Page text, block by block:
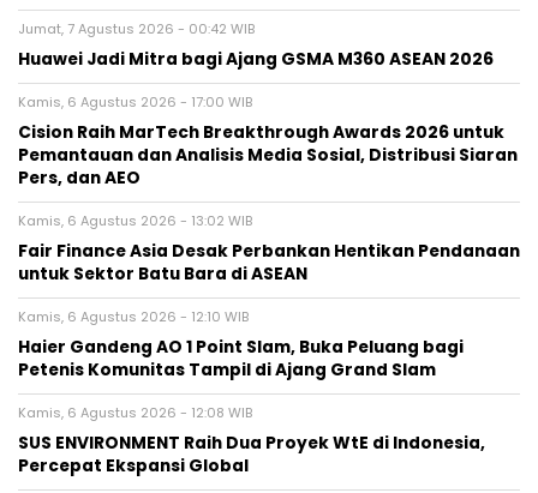
Jumat, 7 Agustus 2026 - 00:42 WIB
Huawei Jadi Mitra bagi Ajang GSMA M360 ASEAN 2026
Kamis, 6 Agustus 2026 - 17:00 WIB
Cision Raih MarTech Breakthrough Awards 2026 untuk
Pemantauan dan Analisis Media Sosial, Distribusi Siaran
Pers, dan AEO
Kamis, 6 Agustus 2026 - 13:02 WIB
Fair Finance Asia Desak Perbankan Hentikan Pendanaan
untuk Sektor Batu Bara di ASEAN
Kamis, 6 Agustus 2026 - 12:10 WIB
Haier Gandeng AO 1 Point Slam, Buka Peluang bagi
Petenis Komunitas Tampil di Ajang Grand Slam
Kamis, 6 Agustus 2026 - 12:08 WIB
SUS ENVIRONMENT Raih Dua Proyek WtE di Indonesia,
Percepat Ekspansi Global